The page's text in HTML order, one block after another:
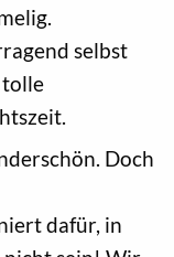
selbst
tolle
Doch
dafür, in